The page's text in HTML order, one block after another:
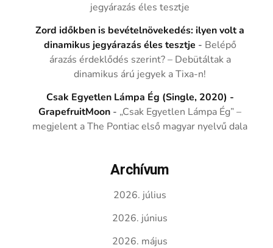
jegyárazás éles tesztje
Zord időkben is bevételnövekedés: ilyen volt a
dinamikus jegyárazás éles tesztje - Belépő
árazás érdeklődés szerint? – Debütáltak a
dinamikus árú jegyek a Tixa-n!
Csak Egyetlen Lámpa Ég (Single, 2020) -
GrapefruitMoon - „Csak Egyetlen Lámpa Ég” –
megjelent a The Pontiac első magyar nyelvű dala
Archívum
2026. július
2026. június
2026. május